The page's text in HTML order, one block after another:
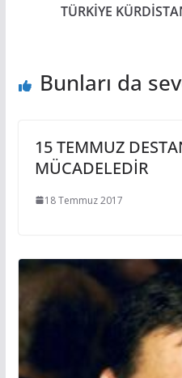
TÜRKİYE
Bunları da
15 TEMMUZ
MÜCADELEDİR
18 Temmuz 2017